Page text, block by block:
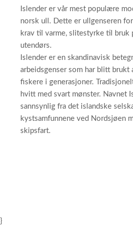
Islender er vår mest populære
norsk ull. Dette er ullgenseren
krav til varme, slitestyrke til bruk
utendørs.
Islender er en skandinavisk
arbeidsgenser som har blitt brukt
fiskere i generasjoner.
hvitt med svart mønster. Navnet
sannsynlig fra det islandske
kystsamfunnene ved Nordsjøen
skipsfart.
}